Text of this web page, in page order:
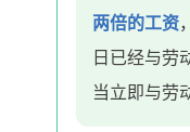
两倍的工资
日已经与劳
当立即与劳